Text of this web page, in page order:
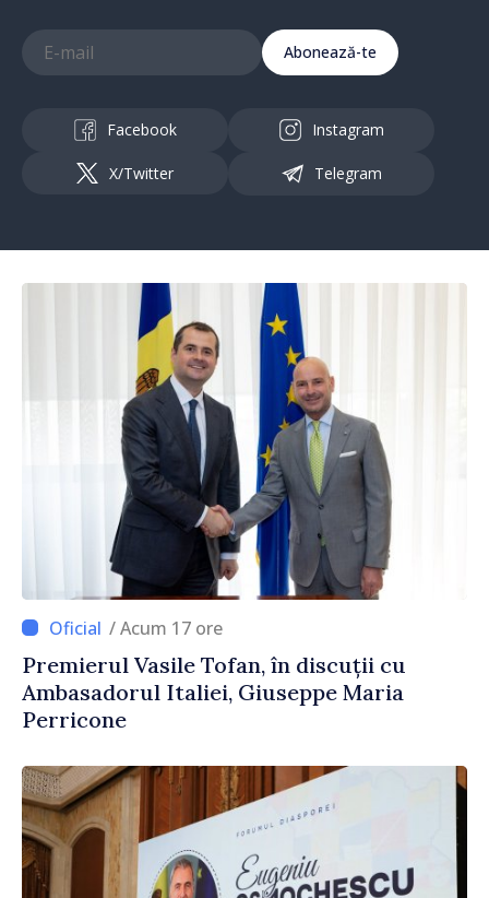
Abonează-te
Facebook Instagram
X/Twitter Telegram
/ Acum 17 ore
Premierul Vasile Tofan, în discuții cu
Ambasadorul Italiei, Giuseppe Maria
Perricone